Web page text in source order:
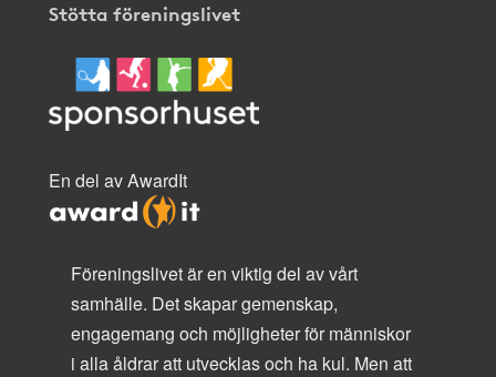
Stötta föreningslivet
En del av AwardIt
Föreningslivet är en viktig del av vårt
samhälle. Det skapar gemenskap,
engagemang och möjligheter för människor
i alla åldrar att utvecklas och ha kul. Men att